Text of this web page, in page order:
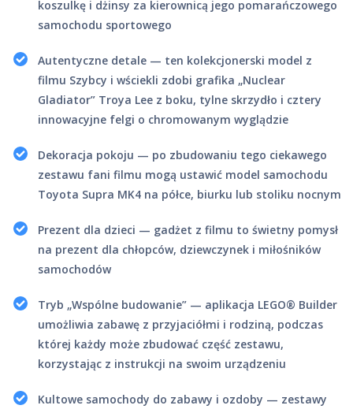
koszulkę i dżinsy za kierownicą jego pomarańczowego
samochodu sportowego
Autentyczne detale — ten kolekcjonerski model z
filmu Szybcy i wściekli zdobi grafika „Nuclear
Gladiator” Troya Lee z boku, tylne skrzydło i cztery
innowacyjne felgi o chromowanym wyglądzie
Dekoracja pokoju — po zbudowaniu tego ciekawego
zestawu fani filmu mogą ustawić model samochodu
Toyota Supra MK4 na półce, biurku lub stoliku nocnym
Prezent dla dzieci — gadżet z filmu to świetny pomysł
na prezent dla chłopców, dziewczynek i miłośników
samochodów
Tryb „Wspólne budowanie” — aplikacja LEGO® Builder
umożliwia zabawę z przyjaciółmi i rodziną, podczas
której każdy może zbudować część zestawu,
korzystając z instrukcji na swoim urządzeniu
Kultowe samochody do zabawy i ozdoby — zestawy